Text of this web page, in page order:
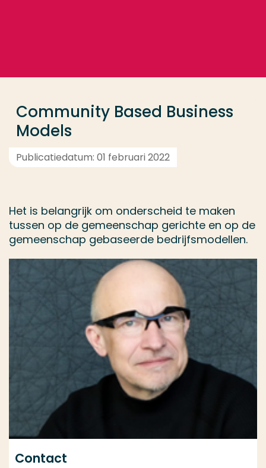
Community Based Business
Models
Publicatiedatum: 01 februari 2022
Het is belangrijk om onderscheid te maken
tussen op de gemeenschap gerichte en op de
gemeenschap gebaseerde bedrijfsmodellen.
Contact
Contact